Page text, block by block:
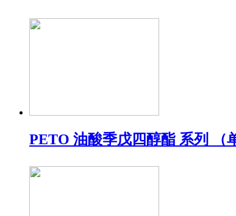
PETO 油酸季戊四醇酯 系列 （